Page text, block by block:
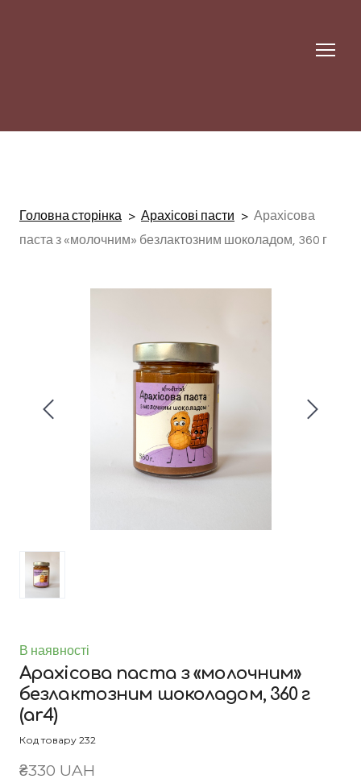
Головна сторінка Арахісові пасти
Арахісова
паста з «молочним» безлактозним шоколадом, 360 г
В наявності
Арахісова паста з «молочним»
безлактозним шоколадом, 360 г
(ar4)
Код товару 232
₴330 UAH